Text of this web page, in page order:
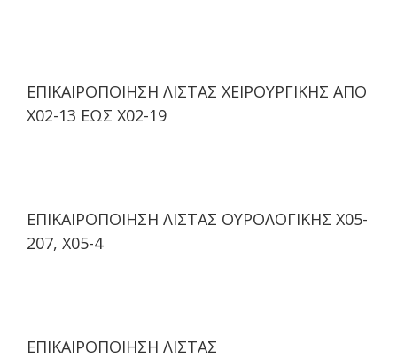
ΕΠΙΚΑΙΡΟΠΟΙΗΣΗ ΛΙΣΤΑΣ ΧΕΙΡΟΥΡΓΙΚΗΣ ΑΠΟ
Χ02-13 ΕΩΣ Χ02-19
ΕΠΙΚΑΙΡΟΠΟΙΗΣΗ ΛΙΣΤΑΣ ΟΥΡΟΛΟΓΙΚΗΣ Χ05-
207, Χ05-4
ΕΠΙΚΑΙΡΟΠΟΙΗΣΗ ΛΙΣΤΑΣ